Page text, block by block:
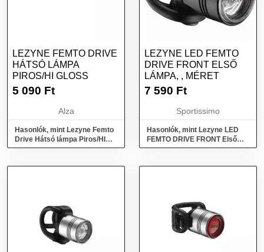
LEZYNE FEMTO DRIVE
HÁTSÓ LÁMPA
PIROS/HI GLOSS
5 090 Ft
Alza
Hasonlók, mint Lezyne Femto
Drive Hátsó lámpa Piros/HI
Gloss
LEZYNE LED FEMTO
DRIVE FRONT ELSŐ
LÁMPA, , MÉRET
7 590 Ft
Sportissimo
Hasonlók, mint Lezyne LED
FEMTO DRIVE FRONT Első
lámpa, , méret